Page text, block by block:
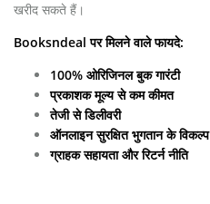
खरीद सकते हैं।
Booksndeal पर मिलने वाले फायदे:
100% ओरिजिनल बुक गारंटी
प्रकाशक मूल्य से कम कीमत
तेजी से डिलीवरी
ऑनलाइन सुरक्षित भुगतान के विकल्प
ग्राहक सहायता और रिटर्न नीति